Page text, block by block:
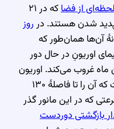
از فضا
که در ۲۱
روز
آن‌ها همان‌طور که
اوریونِ در حال دور
غروب می‌کند. اوریون
در مسیر یک گذرِ موتوردار قرار داشت که آن را تا فاصلهٔ ۱۳۰
که در این مانور گذر
بازگشتی دوردست